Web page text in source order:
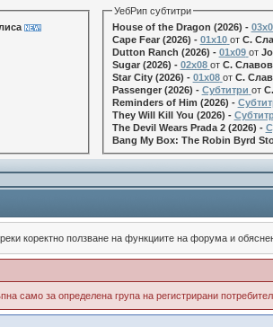
УебРип субтитри
House of the Dragon (2026) -
Cape Fear (2026) - 01x10 от С.
Dutton Ranch (2026) - 01x09 от
Sugar (2026) - 02x08 от С. Славов
Star City (2026) - 01x08 от С.
Passenger (2026) - Субтитри от
Reminders of Him (2026) -
They Will Kill You (2026) -
The Devil Wears Prada 2 (2026) -
Bang My Box: The Robin Byrd
коректно ползване на функциите на форума и
само за определена група на регистрирани